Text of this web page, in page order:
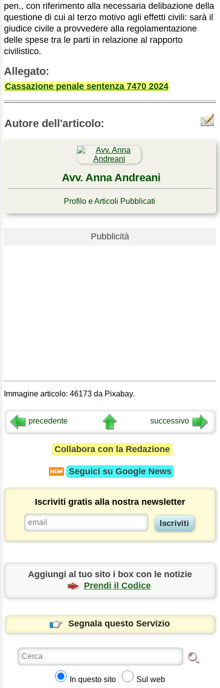
pen., con riferimento alla necessaria delibazione della
questione di cui al terzo motivo agli effetti civili: sarà il
giudice civile a provvedere alla regolamentazione
delle spese tra le parti in relazione al rapporto
civilistico.
Allegato:
Cassazione penale sentenza 7470 2024
Autore dell'articolo:
Avv. Anna Andreani
Profilo e Articoli Pubblicati
Pubblicità
Immagine articolo: 46173 da Pixabay.
precedente successivo
Collabora con la Redazione
Seguici su Google News
Iscriviti gratis alla nostra newsletter
Aggiungi al tuo sito i box con le notizie
Prendi il Codice
Segnala questo Servizio
In questo sito Sul web